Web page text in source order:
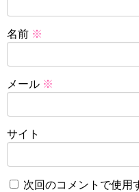
名前 ※
メール ※
サイト
次回のコメントで使用